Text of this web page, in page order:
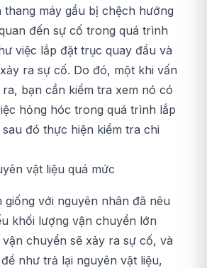
thang máy gầu bị chệch hướng
đến sự cố trong quá trình
việc lắp đặt trục quay đầu và
ra sự cố. Do đó, một khi vấn
bạn cần kiểm tra xem nó có
hỏng hóc trong quá trình lắp
đó thực hiện kiểm tra chi
vật liệu quá mức
giống với nguyên nhân đã nêu
khối lượng vận chuyển lớn
chuyển sẽ xảy ra sự cố, và
như trả lại nguyên vật liệu,